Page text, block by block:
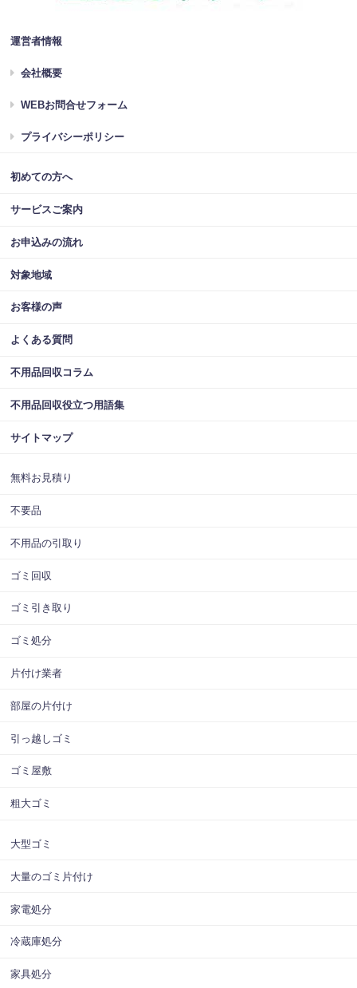
運営者情報
会社概要
WEBお問合せフォーム
プライバシーポリシー
初めての方へ
サービスご案内
お申込みの流れ
対象地域
お客様の声
よくある質問
不用品回収コラム
不用品回収役立つ用語集
サイトマップ
無料お見積り
不要品
不用品の引取り
ゴミ回収
ゴミ引き取り
ゴミ処分
片付け業者
部屋の片付け
引っ越しゴミ
ゴミ屋敷
粗大ゴミ
大型ゴミ
大量のゴミ片付け
家電処分
冷蔵庫処分
家具処分